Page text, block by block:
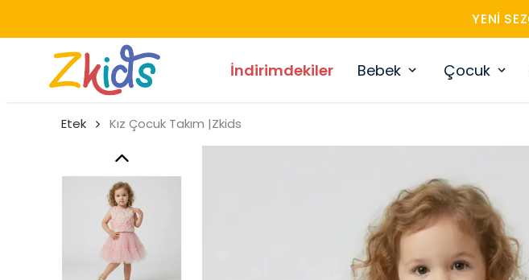
YENI
İndirimdekiler Bebek Çocuk
Etek Kız Çocuk Takım |Zkids